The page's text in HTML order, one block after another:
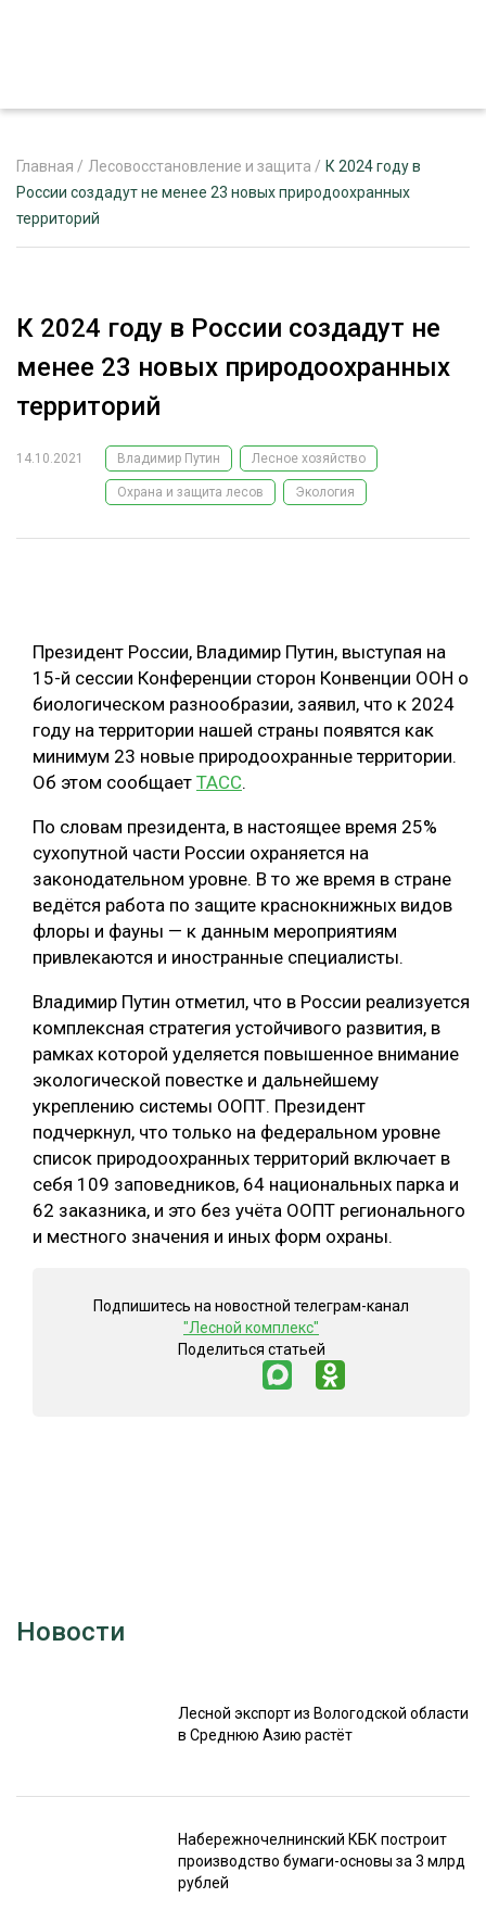
ЖУРНАЛ «ЛЕСНОЙ КОМПЛЕКС»
РЕКЛАМОДАТЕЛЯМ
ЛЕСОЗАГОТОВКА
ЛОГИСТИКА
ПРОИЗВОДСТВО ДРЕВЕСНЫХ ПЛИТ
ЦБП
ЛЕСОПИЛЕНИЕ
ДЕРЕВЯННОЕ ДОМОСТРОЕНИЕ
БЕЗОПАСНОЕ ПРОИЗВОДСТВО
СОРТИРОВКА ДРЕВЕСИНЫ
СУШКА ДРЕВЕСИНЫ
МЕБЕЛЬНОЕ ПРОИЗВОДСТВО
ПОДБОРКИ СТАТЕЙ
ЭКСПЕРТНОЕ МНЕНИЕ
Главная / Лесовосстановление и защита / К 2024 году в
России создадут не менее 23 новых природоохранных
территорий
К 2024 году в России создадут не
менее 23 новых природоохранных
территорий
14.10.2021 Владимир Путин Лесное хозяйство
Охрана и защита лесов Экология
Президент России, Владимир Путин, выступая на
15-й сессии Конференции сторон Конвенции ООН о
биологическом разнообразии, заявил, что к 2024
году на территории нашей страны появятся как
минимум 23 новые природоохранные территории.
Об этом сообщает ТАСС.
По словам президента, в настоящее время 25%
сухопутной части России охраняется на
законодательном уровне. В то же время в стране
ведётся работа по защите краснокнижных видов
флоры и фауны — к данным мероприятиям
привлекаются и иностранные специалисты.
Владимир Путин отметил, что в России реализуется
комплексная стратегия устойчивого развития, в
рамках которой уделяется повышенное внимание
экологической повестке и дальнейшему
укреплению системы ООПТ. Президент
подчеркнул, что только на федеральном уровне
список природоохранных территорий включает в
себя 109 заповедников, 64 национальных парка и
62 заказника, и это без учёта ООПТ регионального
и местного значения и иных форм охраны.
Подпишитесь на новостной телеграм-канал
"Лесной комплекс"
Поделиться статьей
Новости
Лесной экспорт из Вологодской области
в Среднюю Азию растёт
Набережночелнинский КБК построит
производство бумаги-основы за 3 млрд
рублей